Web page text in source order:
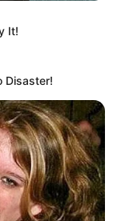
It!
Disaster!